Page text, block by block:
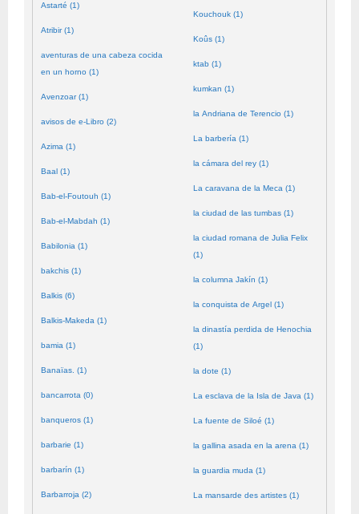
Astarté (1)
Atribir (1)
aventuras de una cabeza cocida
en un horno (1)
Avenzoar (1)
avisos de e-Libro (2)
Azima (1)
Baal (1)
Bab-el-Foutouh (1)
Bab-el-Mabdah (1)
Babilonia (1)
bakchis (1)
Balkis (6)
Balkis-Makeda (1)
bamia (1)
Banaïas. (1)
bancarrota (0)
banqueros (1)
barbarie (1)
barbarín (1)
Barbarroja (2)
Kouchouk (1)
Koûs (1)
ktab (1)
kumkan (1)
la Andriana de Terencio (1)
La barbería (1)
la cámara del rey (1)
La caravana de la Meca (1)
la ciudad de las tumbas (1)
la ciudad romana de Julia Felix
(1)
la columna Jakín (1)
la conquista de Argel (1)
la dinastía perdida de Henochia
(1)
la dote (1)
La esclava de la Isla de Java (1)
La fuente de Siloé (1)
la gallina asada en la arena (1)
la guardia muda (1)
La mansarde des artistes (1)